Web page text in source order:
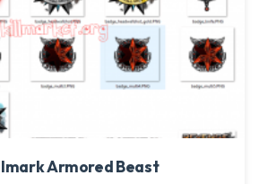
Armored Beast